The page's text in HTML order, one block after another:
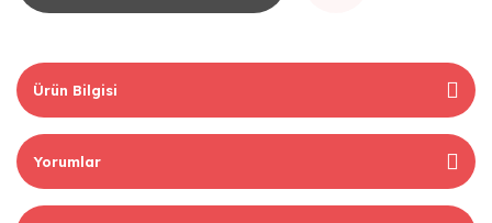
Ürün Bilgisi
Yorumlar